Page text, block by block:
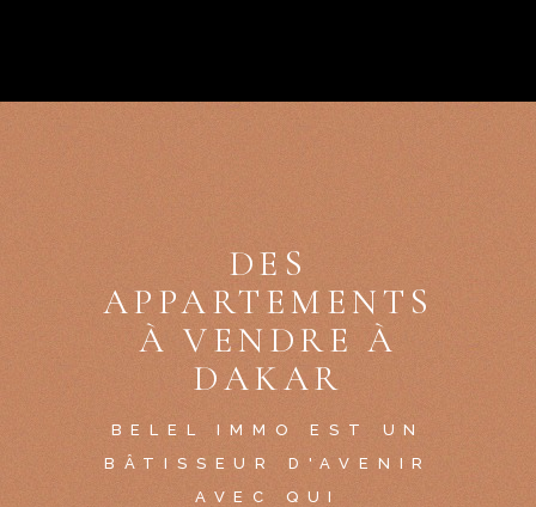
DES
APPARTEMENTS
À VENDRE À
DAKAR
BELEL IMMO EST UN
BÂTISSEUR D'AVENIR
AVEC QUI